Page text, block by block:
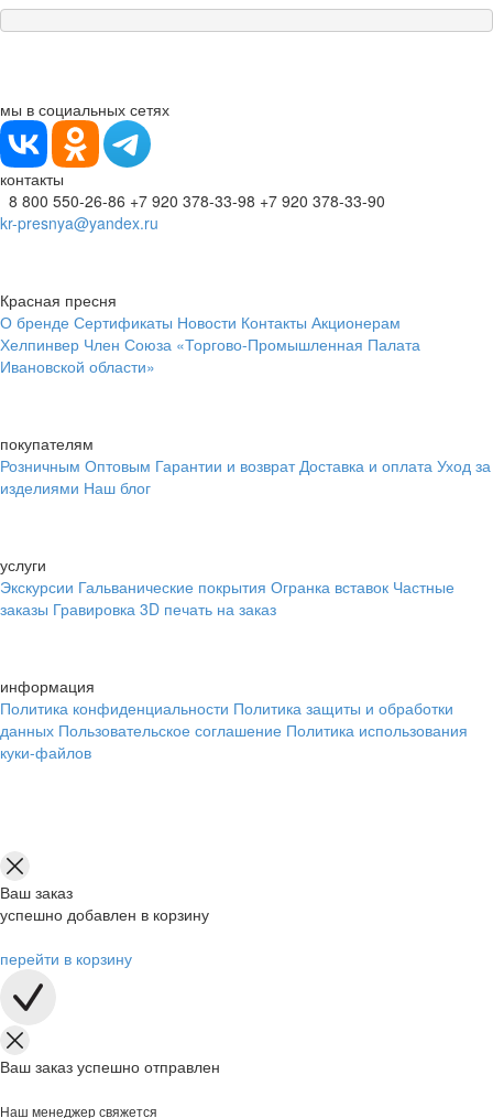
мы в социальных сетях
контакты
8 800 550-26-86 +7 920 378-33-98 +7 920 378-33-90
kr-presnya@yandex.ru
Красная пресня
О бренде Сертификаты Новости Контакты Акционерам
Хелпинвер Член Союза «Торгово-Промышленная Палата
Ивановской области»
покупателям
Розничным Оптовым Гарантии и возврат Доставка и оплата Уход за
изделиями Наш блог
услуги
Экскурсии Гальванические покрытия Огранка вставок Частные
заказы Гравировка 3D печать на заказ
информация
Политика конфиденциальности Политика защиты и обработки
данных Пользовательское соглашение Политика использования
куки-файлов
Ваш заказ
успешно добавлен в корзину
перейти в корзину
Ваш заказ успешно отправлен
Наш менеджер свяжется